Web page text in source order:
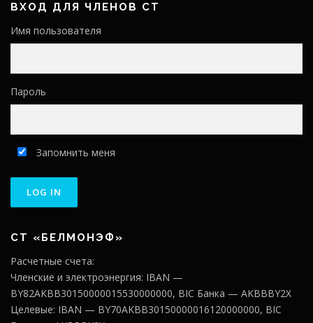
ВХОД ДЛЯ ЧЛЕНОВ СТ
Имя пользователя
Пароль
Запомнить меня
СТ «БЕЛМОНЭФ»
Расчетные счета:
Членские и электроэнергия: IBAN —
BY82AKBB30150000015530000000, BIC Банка — AKBBBY2X
Целевые: IBAN — BY70AKBB30150000016120000000, BIC